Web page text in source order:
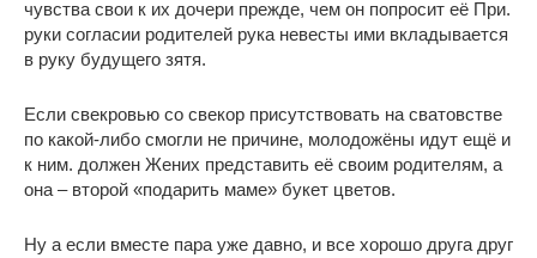
чувства свои к их дочери прежде, чем он попросит её При.
руки согласии родителей рука невесты ими вкладывается
в руку будущего зятя.
Если свекровью со свекор присутствовать на сватовстве
по какой-либо смогли не причине, молодожёны идут ещё и
к ним. должен Жених представить её своим родителям, а
она – второй «подарить маме» букет цветов.
Ну а если вместе пара уже давно, и все хорошо друга друг